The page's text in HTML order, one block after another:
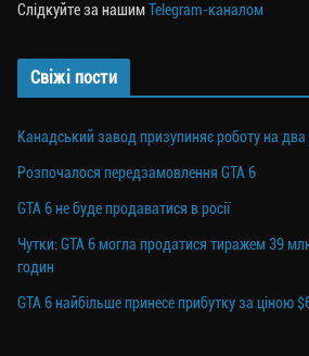
Слідкуйте за нашимTelegram-каналом
Свіжі пости
Канадський завод призупиняє роботу на два
Розпочалося передзамовлення GTA 6
GTA 6 не буде продаватися в росії
Чутки: GTA 6 могла продатися тиражем 39
годин
GTA 6 найбільше принесе прибутку за ціною